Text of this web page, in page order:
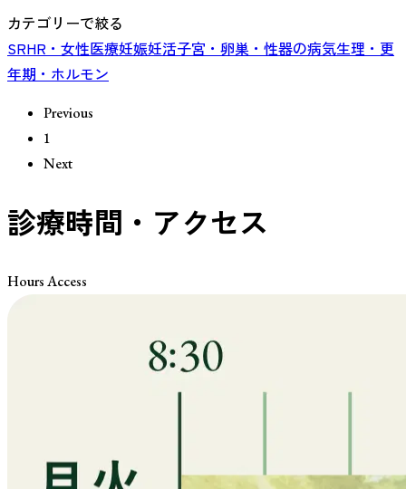
カテゴリーで絞る
SRHR・女性医療妊娠妊活子宮・卵巣・性器の病気生理・更
年期・ホルモン
Previous
1
Next
診療時間・アクセス
Hours Access